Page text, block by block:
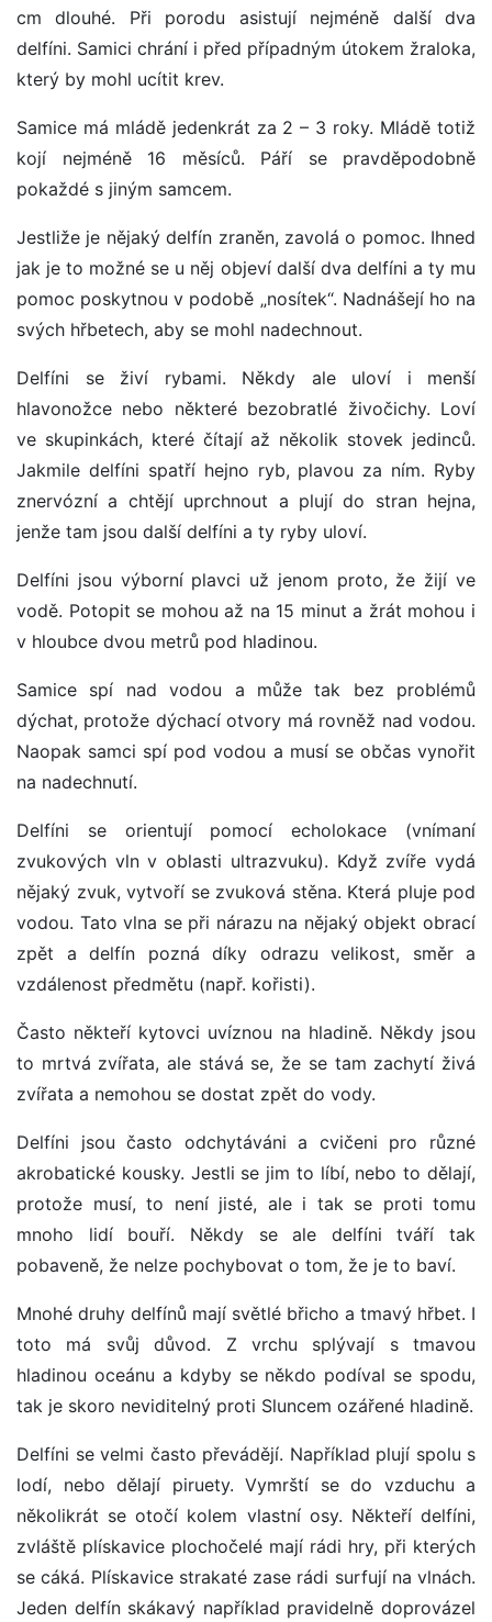
cm dlouhé. Při porodu asistují nejméně další dva
delfíni. Samici chrání i před případným útokem žraloka,
který by mohl ucítit krev.
Samice má mládě jedenkrát za 2 – 3 roky. Mládě totiž
kojí nejméně 16 měsíců. Páří se pravděpodobně
pokaždé s jiným samcem.
Jestliže je nějaký delfín zraněn, zavolá o pomoc. Ihned
jak je to možné se u něj objeví další dva delfíni a ty mu
pomoc poskytnou v podobě „nosítek“. Nadnášejí ho na
svých hřbetech, aby se mohl nadechnout.
Delfíni se živí rybami. Někdy ale uloví i menší
hlavonožce nebo některé bezobratlé živočichy. Loví
ve skupinkách, které čítají až několik stovek jedinců.
Jakmile delfíni spatří hejno ryb, plavou za ním. Ryby
znervózní a chtějí uprchnout a plují do stran hejna,
jenže tam jsou další delfíni a ty ryby uloví.
Delfíni jsou výborní plavci už jenom proto, že žijí ve
vodě. Potopit se mohou až na 15 minut a žrát mohou i
v hloubce dvou metrů pod hladinou.
Samice spí nad vodou a může tak bez problémů
dýchat, protože dýchací otvory má rovněž nad vodou.
Naopak samci spí pod vodou a musí se občas vynořit
na nadechnutí.
Delfíni se orientují pomocí echolokace (vnímaní
zvukových vln v oblasti ultrazvuku). Když zvíře vydá
nějaký zvuk, vytvoří se zvuková stěna. Která pluje pod
vodou. Tato vlna se při nárazu na nějaký objekt obrací
zpět a delfín pozná díky odrazu velikost, směr a
vzdálenost předmětu (např. kořisti).
Často někteří kytovci uvíznou na hladině. Někdy jsou
to mrtvá zvířata, ale stává se, že se tam zachytí živá
zvířata a nemohou se dostat zpět do vody.
Delfíni jsou často odchytáváni a cvičeni pro různé
akrobatické kousky. Jestli se jim to líbí, nebo to dělají,
protože musí, to není jisté, ale i tak se proti tomu
mnoho lidí bouří. Někdy se ale delfíni tváří tak
pobaveně, že nelze pochybovat o tom, že je to baví.
Mnohé druhy delfínů mají světlé břicho a tmavý hřbet. I
toto má svůj důvod. Z vrchu splývají s tmavou
hladinou oceánu a kdyby se někdo podíval se spodu,
tak je skoro neviditelný proti Sluncem ozářené hladině.
Delfíni se velmi často převádějí. Například plují spolu s
lodí, nebo dělají piruety. Vymrští se do vzduchu a
několikrát se otočí kolem vlastní osy. Někteří delfíni,
zvláště plískavice plochočelé mají rádi hry, při kterých
se cáká. Plískavice strakaté zase rádi surfují na vlnách.
Jeden delfín skákavý například pravidelně doprovázel